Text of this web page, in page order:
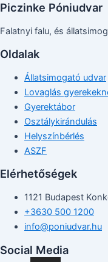
Piczinke Póniudvar
Falatnyi falu, és
Oldalak
Állatsimogató udvar
Lovaglás
Gyerektábor
Osztálykirándulás
Helyszínbérlés
ASZF
Elérhetőségek
1121 Budapest
+3630 500 1200
info@poniudvar.hu
Social Media